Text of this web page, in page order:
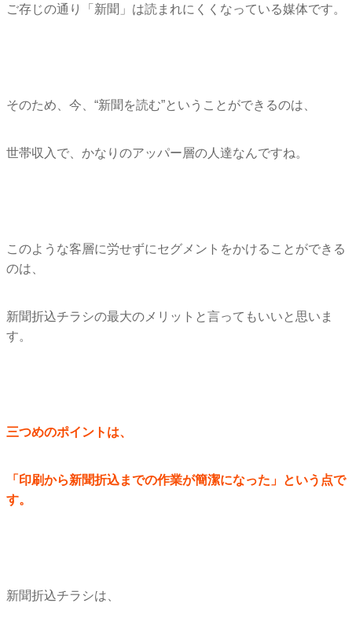
ご存じの通り「新聞」は読まれにくくなっている媒体です。
そのため、今、“新聞を読む”ということができるのは、
世帯収入で、かなりのアッパー層の人達なんですね。
このような客層に労せずにセグメントをかけることができる
のは、
新聞折込チラシの最大のメリットと言ってもいいと思いま
す。
三つめのポイントは、
「印刷から新聞折込までの作業が簡潔になった」という点で
す。
新聞折込チラシは、